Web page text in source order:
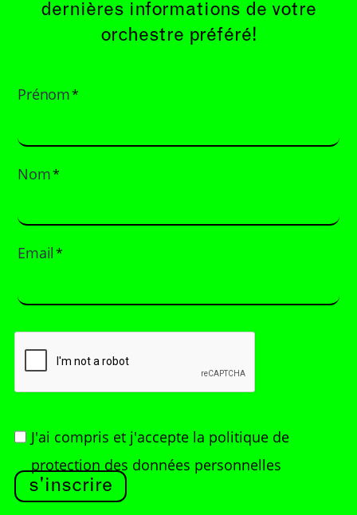
dernières informations de votre
orchestre préféré!
Prénom*
Nom*
Email*
J'ai compris et j'accepte la politique de
protection des données personnelles
s'inscrire